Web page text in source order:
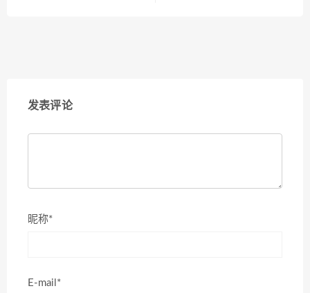
发表评论
昵称*
E-mail*